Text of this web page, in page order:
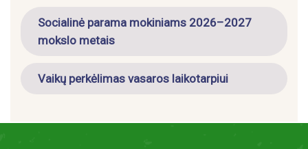
Socialinė parama mokiniams 2026–2027
mokslo metais
Vaikų perkėlimas vasaros laikotarpiui